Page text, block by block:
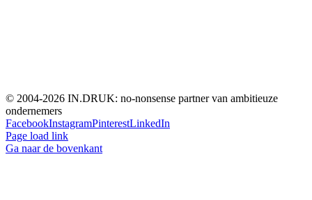
© 2004-2026 IN.DRUK: no-nonsense partner van ambitieuze
ondernemers
FacebookInstagramPinterestLinkedIn
Page load link
Ga naar de bovenkant